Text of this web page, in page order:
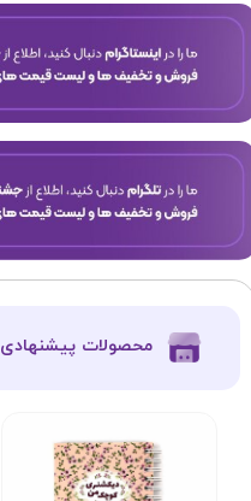
​محصولات پیشنهادی